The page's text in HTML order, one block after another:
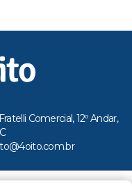
Comercial, 12º Andar,